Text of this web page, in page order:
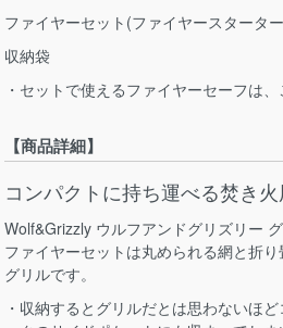
ファイヤーセット(ファイヤースタータ
収納袋
・セットで使えるファイヤーセーフは
【商品詳細】
コンパクトに持ち運べる焚き火
Wolf&Grizzly ウルフアンドグリズリー
ファイヤーセットは丸められる網と折
グリルです。
・収納するとグリルだとは思わないほ